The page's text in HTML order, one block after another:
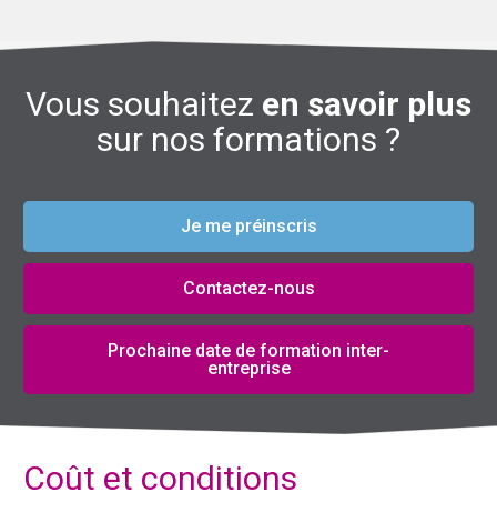
Vous souhaitez en savoir plus
sur nos formations ?
Je me préinscris
Contactez-nous
Prochaine date de formation inter-
entreprise
Coût et conditions